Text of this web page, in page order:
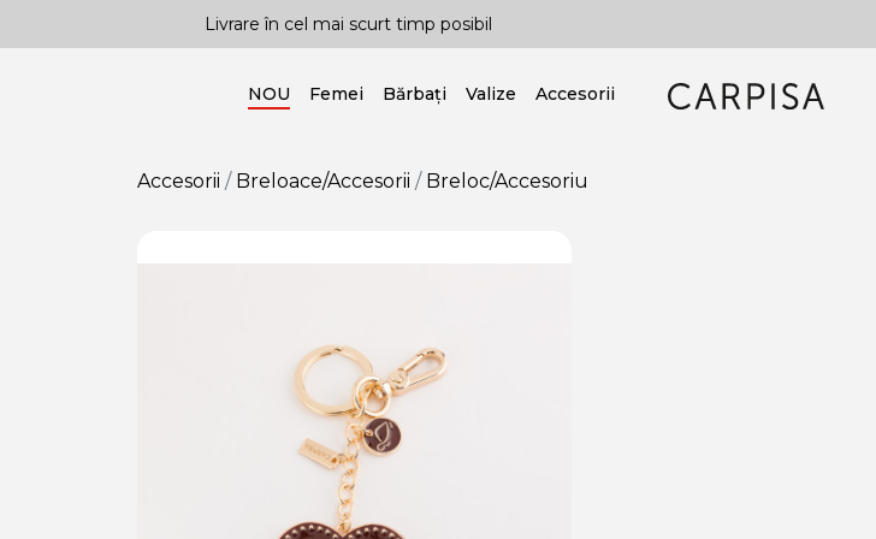
Livrare în cel mai scurt timp posibil
NOU Femei Bărbați Valize Accesorii
Accesorii Breloace/Accesorii Breloc/Accesoriu